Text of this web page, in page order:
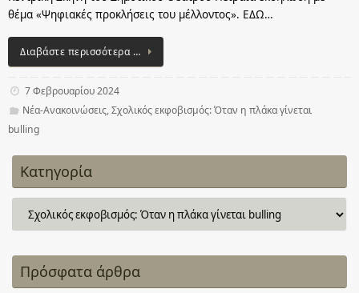
θέμα «Ψηφιακές προκλήσεις του μέλλοντος». ΕΔΩ…
Διαβάστε περισσότερα …
7 Φεβρουαρίου 2024
Νέα-Ανακοινώσεις,Σχολικός εκφοβισμός: Όταν η πλάκα γίνεται
bulling
Κατηγορία
Πρόσφατα άρθρα